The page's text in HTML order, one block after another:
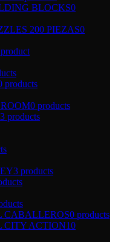
BLOCKS0
200 PIEZAS0
products
0 products
3 products
3 products
CABALLEROS0 products
CITY ACTION10